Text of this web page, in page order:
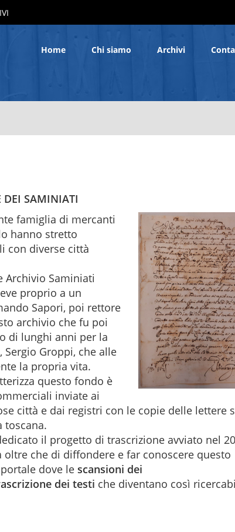
Home Chi siamo Archivi
DEI SAMINIATI
famiglia di mercanti
hanno stretto
con diverse città
Archivio Saminiati
proprio a un
Sapori, poi rettore
archivio che fu poi
di lunghi anni per la
Groppi, che alle
la propria vita.
questo fondo è
inviate ai
città e dai registri con le copie delle lettere
toscana.
il progetto di trascrizione avviato nel
che di diffondere e far conoscere questo
dove le scansioni dei
dei testi che diventano così